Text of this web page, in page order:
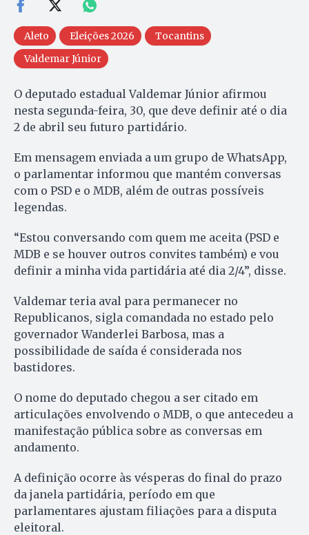
Aleto Eleições 2026
Tocantins
Valdemar Júnior
O deputado estadual Valdemar Júnior afirmou
nesta segunda-feira, 30, que deve definir até o dia
2 de abril seu futuro partidário.
Em mensagem enviada a um grupo de WhatsApp,
o parlamentar informou que mantém conversas
com o PSD e o MDB, além de outras possíveis
legendas.
“Estou conversando com quem me aceita (PSD e
MDB e se houver outros convites também) e vou
definir a minha vida partidária até dia 2/4”, disse.
Valdemar teria aval para permanecer no
Republicanos, sigla comandada no estado pelo
governador Wanderlei Barbosa, mas a
possibilidade de saída é considerada nos
bastidores.
O nome do deputado chegou a ser citado em
articulações envolvendo o MDB, o que antecedeu a
manifestação pública sobre as conversas em
andamento.
A definição ocorre às vésperas do final do prazo
da janela partidária, período em que
parlamentares ajustam filiações para a disputa
eleitoral.